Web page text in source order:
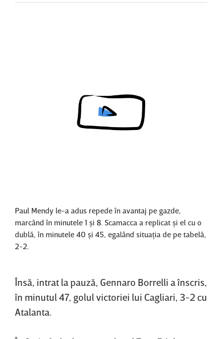
Paul Mendy le-a adus repede în avantaj pe gazde,
marcând în minutele 1 şi 8. Scamacca a replicat şi el cu o
dublă, în minutele 40 şi 45, egalând situaţia de pe tabelă,
2-2.
Însă, intrat la pauză, Gennaro Borrelli a înscris,
în minutul 47, golul victoriei lui Cagliari, 3-2 cu
Atalanta.